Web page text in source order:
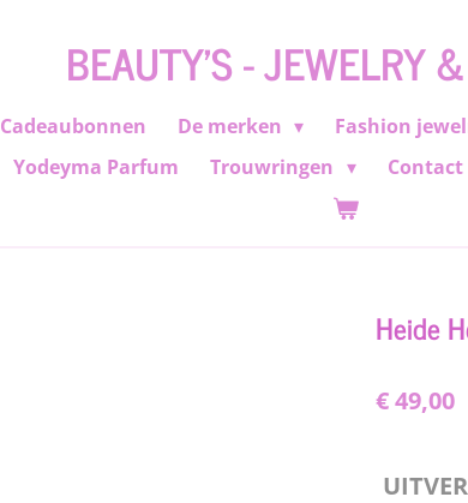
BEAUTY'S - JEWELRY
Cadeaubonnen De merken Fashion
Yodeyma Parfum Trouwringen Contact
Heide
€ 49,00